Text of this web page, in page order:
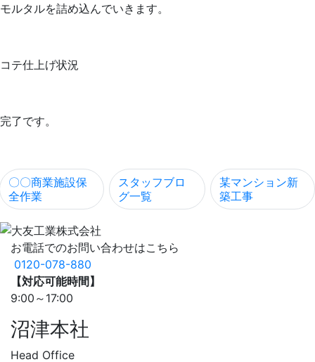
モルタルを詰め込んでいきます。
コテ仕上げ状況
完了です。
〇〇商業施設保
全作業
スタッフブロ
グ一覧
某マンション新
築工事
お電話でのお問い合わせはこちら
0120-078-880
【対応可能時間】
9:00～17:00
沼津本社
Head Office